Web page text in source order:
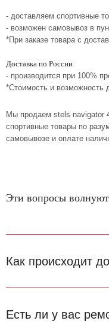
- доставляем спортивные
- возможен самовывоз в
*При заказе товара с
Доставка по России
- производится при 100%
*Стоимость и возможность
Мы продаем stels navigator
спортивные товары по
самовывозе и оплате
Эти вопросы
Как происходит
Есть ли у вас